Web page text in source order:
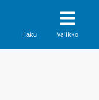
Haku Valikko